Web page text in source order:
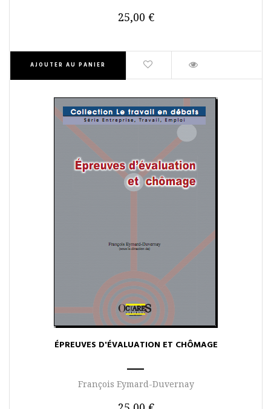
AJOUTER AU PANIER
25,00 €
ÉPREUVES D'ÉVALUATION ET CHÔMAGE
François Eymard-Duvernay